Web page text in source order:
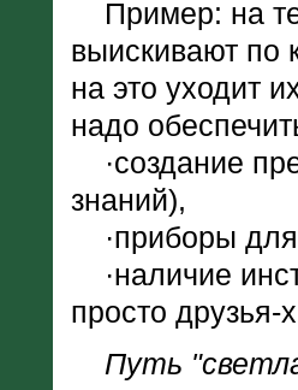
Пример: на
выискивают по
на это уходит
надо
·создание
знаний),
·приборы для
·наличие
просто друзья-
Путь